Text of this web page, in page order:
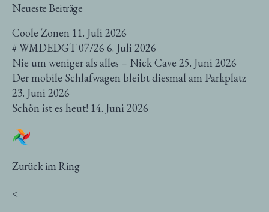
Neueste Beiträge
Coole Zonen 11. Juli 2026
# WMDEDGT 07/26 6. Juli 2026
Nie um weniger als alles – Nick Cave 25. Juni 2026
Der mobile Schlafwagen bleibt diesmal am Parkplatz
23. Juni 2026
Schön ist es heut! 14. Juni 2026
Zurück im Ring
<